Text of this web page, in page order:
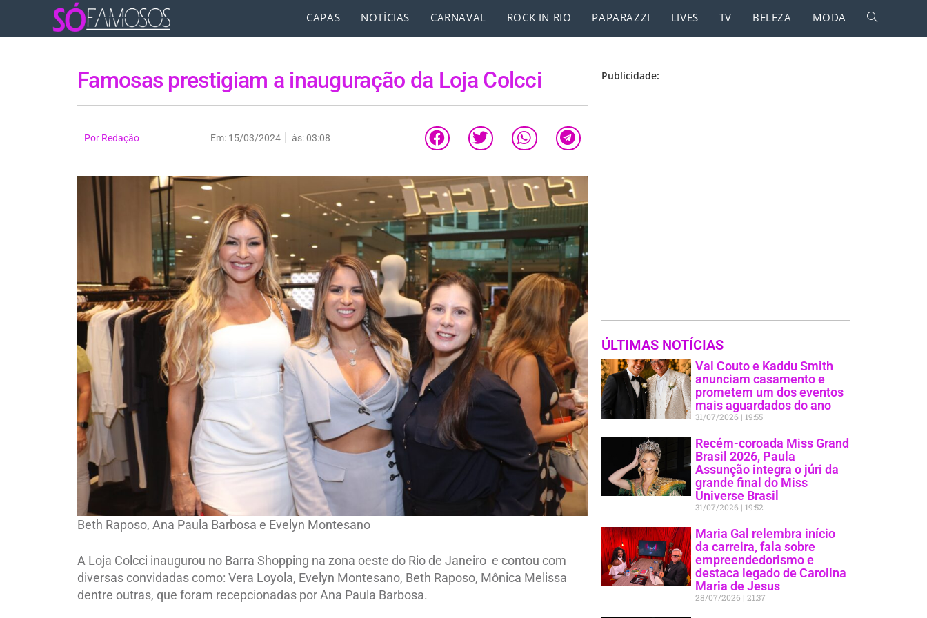
CAPAS NOTÍCIAS CARNAVAL ROCK IN RIO PAPARAZZI LIVES TV BELEZA MODA
Famosas prestigiam a inauguração da Loja Colcci
Por Redação Em: 15/03/2024 às:03:08
Beth Raposo, Ana Paula Barbosa e Evelyn Montesano
A Loja Colcci inaugurou no Barra Shopping na zona oeste do Rio de Janeiro e contou com
diversas convidadas como: Vera Loyola, Evelyn Montesano, Beth Raposo, Mônica Melissa
dentre outras, que foram recepcionadas por Ana Paula Barbosa.
Publicidade:
ÚLTIMAS NOTÍCIAS
Val Couto e Kaddu Smith
anunciam casamento e
prometem um dos eventos
mais aguardados do ano
31/07/2026 19:55
Recém-coroada Miss Grand
Brasil 2026, Paula
Assunção integra o júri da
grande final do Miss
Universe Brasil
31/07/2026 19:52
Maria Gal relembra início
da carreira, fala sobre
empreendedorismo e
destaca legado de Carolina
Maria de Jesus
28/07/2026 21:37